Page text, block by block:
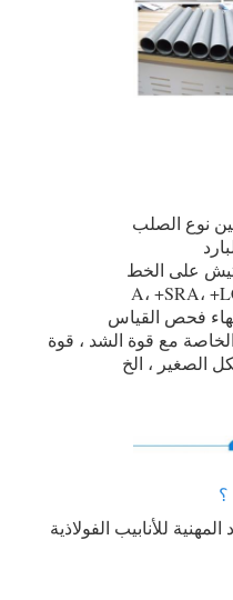
الخاصة مع قوة الشد ، قوة
الصغير ، الخ
للأنابيب الفولاذية